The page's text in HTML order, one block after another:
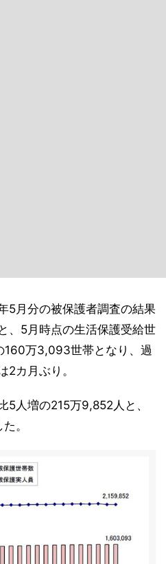
5月分の被保護者調査の結果
、5月時点の生活保護受給世
160万3,093世帯となり、過
2カ月ぶり。
5人増の215万9,852人と、
。